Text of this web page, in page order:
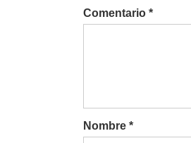
Comentario *
Nombre *